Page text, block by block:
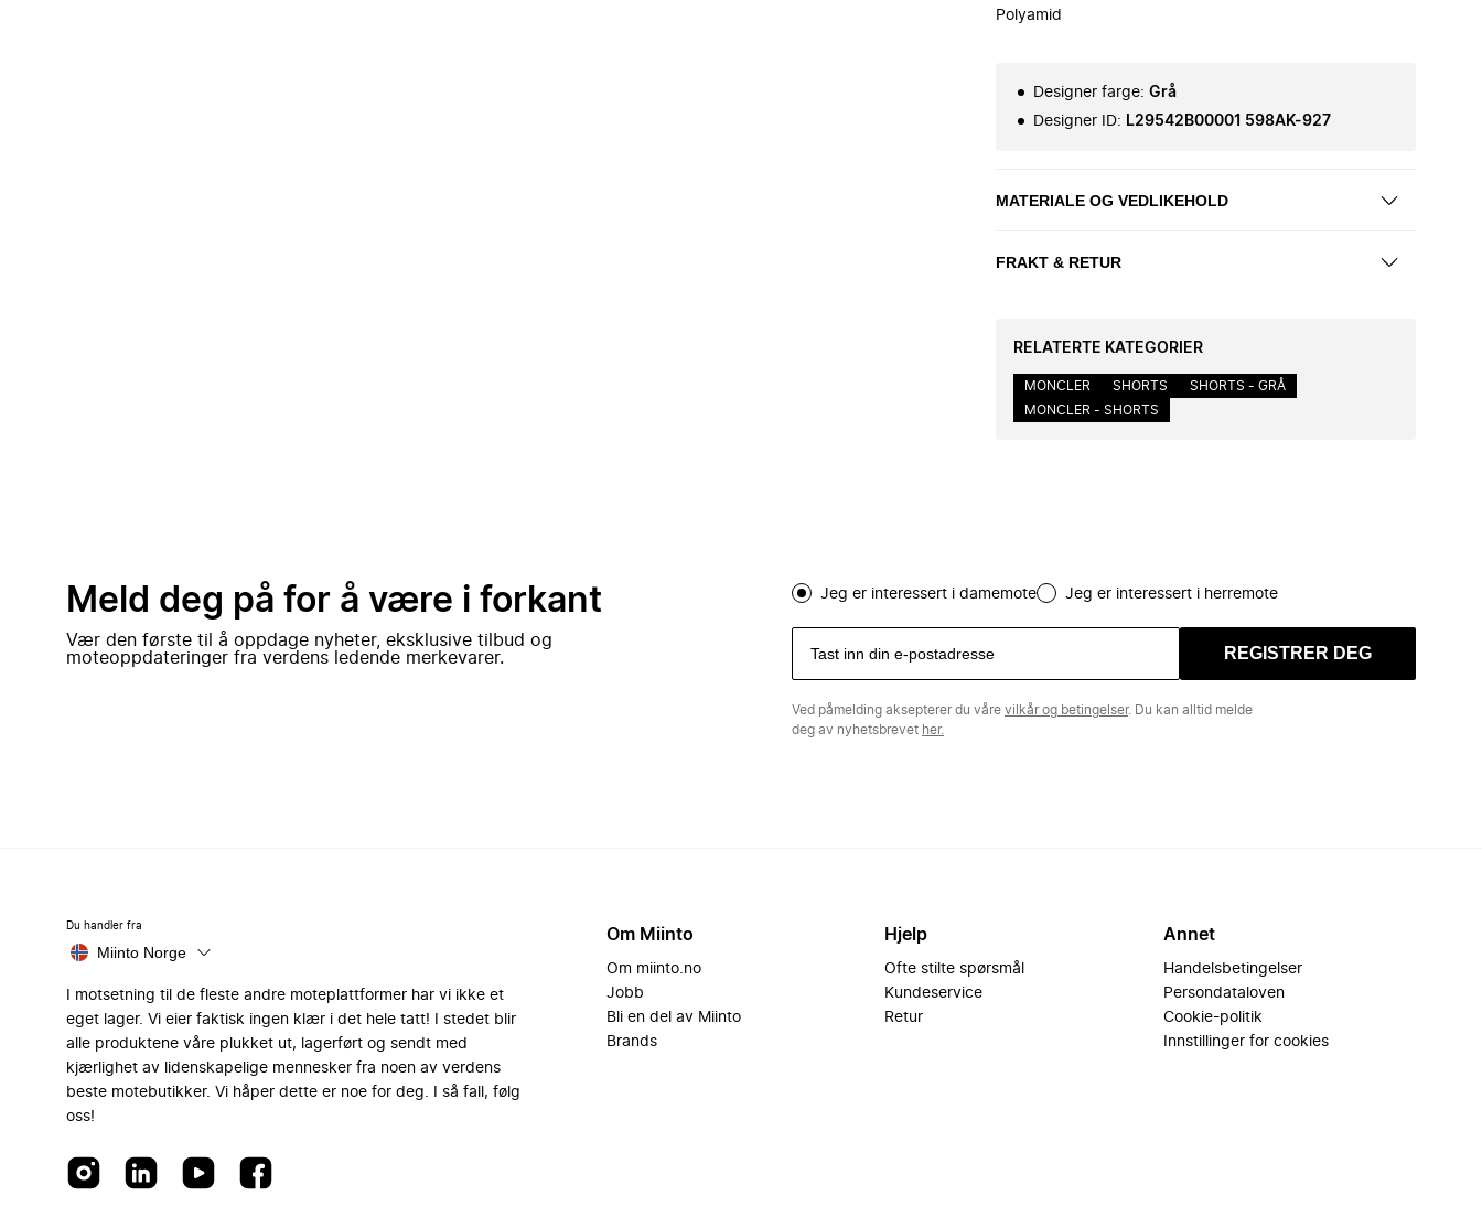
Polyamid
Designer farge: Grå
Designer ID: L29542B00001 598AK-927
MATERIALE OG VEDLIKEHOLD
FRAKT & RETUR
RELATERTE KATEGORIER
MONCLER SHORTS
SHORTS - GRÅ
MONCLER - SHORTS
Meld deg på for å være i forkant
Vær den første til å oppdage nyheter, eksklusive tilbud og
moteoppdateringer fra verdens ledende merkevarer.
Jeg er interessert i damemote Jeg er interessert i herremote
REGISTRER DEG
Ved påmelding aksepterer du våre vilkår og betingelser. Du kan alltid melde
deg av nyhetsbrevet her.
Du handler fra
Miinto Norge
I motsetning til de fleste andre moteplattformer har vi ikke et
eget lager. Vi eier faktisk ingen klær i det hele tatt! I stedet blir
alle produktene våre plukket ut, lagerført og sendt med
kjærlighet av lidenskapelige mennesker fra noen av verdens
beste motebutikker. Vi håper dette er noe for deg. I så fall, følg
oss!
Om Miinto
Om miinto.no
Jobb
Bli en del av Miinto
Brands
Hjelp
Ofte stilte spørsmål
Kundeservice
Retur
Annet
Handelsbetingelser
Persondataloven
Cookie-politik
Innstillinger for cookies